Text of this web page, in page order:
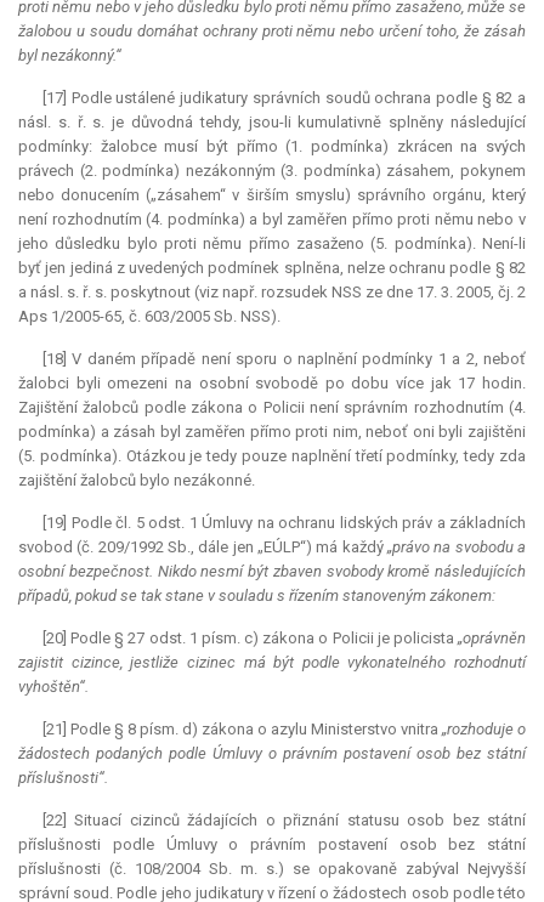
proti němu nebo v jeho důsledku bylo proti němu přímo zasaženo, může se
žalobou u soudu domáhat ochrany proti němu nebo určení toho, že zásah
byl nezákonný.“
[17] Podle ustálené judikatury správních soudů ochrana podle § 82 a
násl. s. ř. s. je důvodná tehdy, jsou-li kumulativně splněny následující
podmínky: žalobce musí být přímo (1. podmínka) zkrácen na svých
právech (2. podmínka) nezákonným (3. podmínka) zásahem, pokynem
nebo donucením („zásahem“ v širším smyslu) správního orgánu, který
není rozhodnutím (4. podmínka) a byl zaměřen přímo proti němu nebo v
jeho důsledku bylo proti němu přímo zasaženo (5. podmínka). Není-li
byť jen jediná z uvedených podmínek splněna, nelze ochranu podle § 82
a násl. s. ř. s. poskytnout (viz např. rozsudek NSS ze dne 17. 3. 2005, čj. 2
Aps 1/2005-65, č. 603/2005 Sb. NSS).
[18] V daném případě není sporu o naplnění podmínky 1 a 2, neboť
žalobci byli omezeni na osobní svobodě po dobu více jak 17 hodin.
Zajištění žalobců podle zákona o Policii není správním rozhodnutím (4.
podmínka) a zásah byl zaměřen přímo proti nim, neboť oni byli zajištěni
(5. podmínka). Otázkou je tedy pouze naplnění třetí podmínky, tedy zda
zajištění žalobců bylo nezákonné.
[19] Podle čl. 5 odst. 1 Úmluvy na ochranu lidských práv a základních
svobod (č. 209/1992 Sb., dále jen „EÚLP“) má každý „právo na svobodu a
osobní bezpečnost. Nikdo nesmí být zbaven svobody kromě následujících
případů, pokud se tak stane v souladu s řízením stanoveným zákonem:
[20] Podle § 27 odst. 1 písm. c) zákona o Policii je policista „oprávněn
zajistit cizince, jestliže cizinec má být podle vykonatelného rozhodnutí
vyhoštěn“.
[21] Podle § 8 písm. d) zákona o azylu Ministerstvo vnitra „rozhoduje o
žádostech podaných podle Úmluvy o právním postavení osob bez státní
příslušnosti“.
[22] Situací cizinců žádajících o přiznání statusu osob bez státní
příslušnosti podle Úmluvy o právním postavení osob bez státní
příslušnosti (č. 108/2004 Sb. m. s.) se opakovaně zabýval Nejvyšší
správní soud. Podle jeho judikatury v řízení o žádostech osob podle této